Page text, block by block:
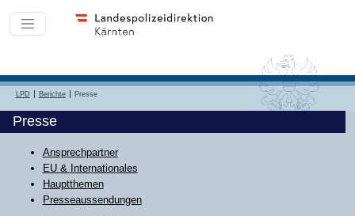
LPD Berichte Presse
Presse
Ansprechpartner
EU & Internationales
Hauptthemen
Presseaussendungen